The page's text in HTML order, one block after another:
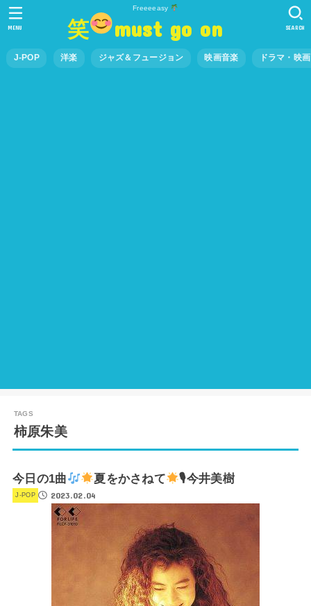
Freeeeasy
笑 must go on
J-POP 洋楽 ジャズ＆フュージョン 映画音楽 ドラマ・映
SEARCH
MENU
柿原朱美
今日の1曲 夏をかさねて 🎙今井美樹
J-POP 2023.02.04